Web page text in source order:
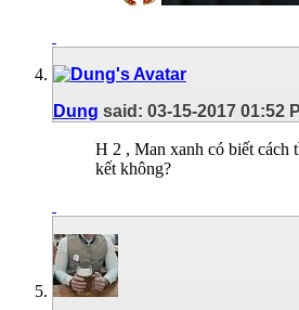
Dung said: 03-15-2017 01:52
H 2 , Man xanh có biết cách
kết không?